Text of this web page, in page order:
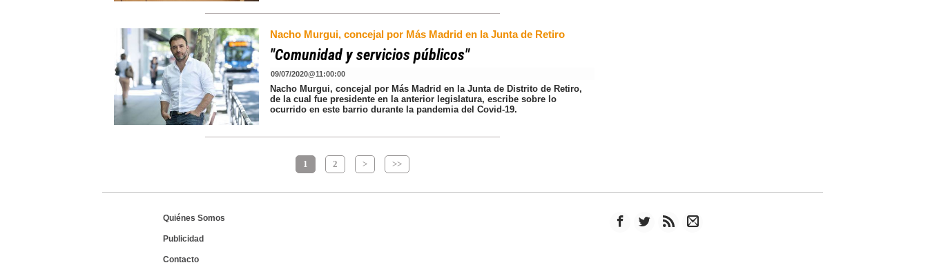
Nacho Murgui, concejal por Más Madrid en la Junta de Retiro
"Comunidad y servicios públicos"
09/07/2020@11:00:00
Nacho Murgui, concejal por Más Madrid en la Junta de Distrito de Retiro,
de la cual fue presidente en la anterior legislatura, escribe sobre lo
ocurrido en este barrio durante la pandemia del Covid-19.
1 2 > >>
Quiénes Somos
Publicidad
Contacto